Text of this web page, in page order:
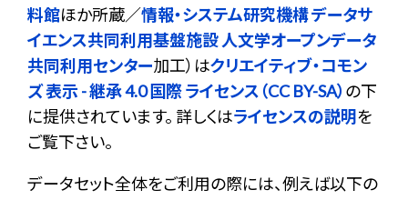
料館ほか所蔵／情報・システム研究機構 データサ
イエンス共同利用基盤施設 人文学オープンデータ
共同利用センター加工）はクリエイティブ・コモン
ズ 表示 - 継承 4.0 国際 ライセンス（CC BY-SA） の下
に提供されています。 詳しくはライセンスの説明を
ご覧下さい。
データセット全体をご利用の際には、例えば以下の